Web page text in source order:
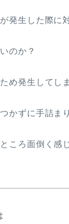
発生した際に
のか？
め発生してし
かずに手詰ま
ころ面倒く感